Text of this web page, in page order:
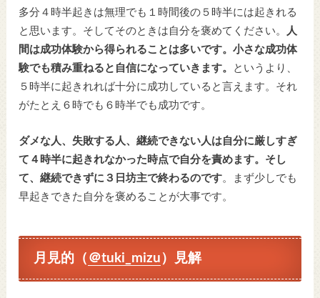
多分４時半起きは無理でも１時間後の５時半には起きれる
と思います。そしてそのときは自分を褒めてください。
人
間は成功体験から得られることは多いです。小さな成功体
験でも積み重ねると自信になっていきます。
というより、
５時半に起きれれば十分に成功していると言えます。それ
がたとえ６時でも６時半でも成功です。
ダメな人、失敗する人、継続できない人は自分に厳しすぎ
て４時半に起きれなかった時点で自分を責めます。そし
て、継続できずに３日坊主で終わるのです。まず少しでも
早起きできた自分を褒めることが大事です。
月見的（ ＠tuki_mizu ）見解